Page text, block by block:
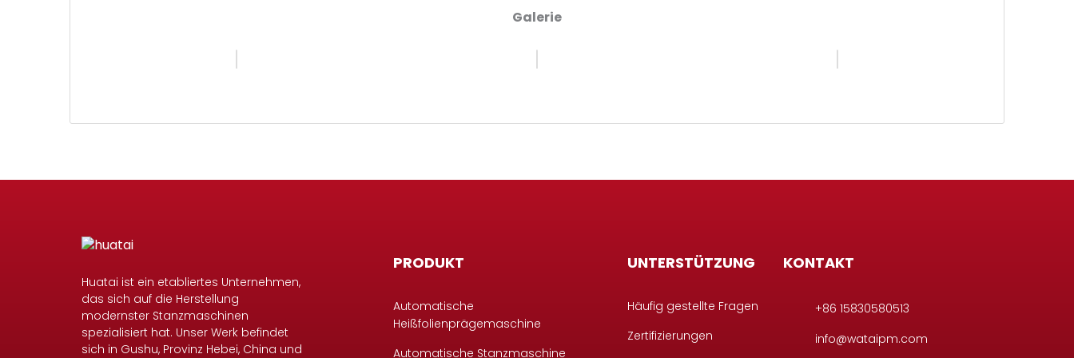
Galerie
Huatai ist ein etabliertes Unternehmen,
das sich auf die Herstellung
modernster Stanzmaschinen
spezialisiert hat. Unser Werk befindet
sich in Gushu, Provinz Hebei, China und
PRODUKT
Automatische
Heißfolienprägemaschine
Automatische Stanzmaschine
UNTERSTÜTZUNG
Häufig gestellte Fragen
Zertifizierungen
KONTAKT
+86 15830580513
info@wataipm.com